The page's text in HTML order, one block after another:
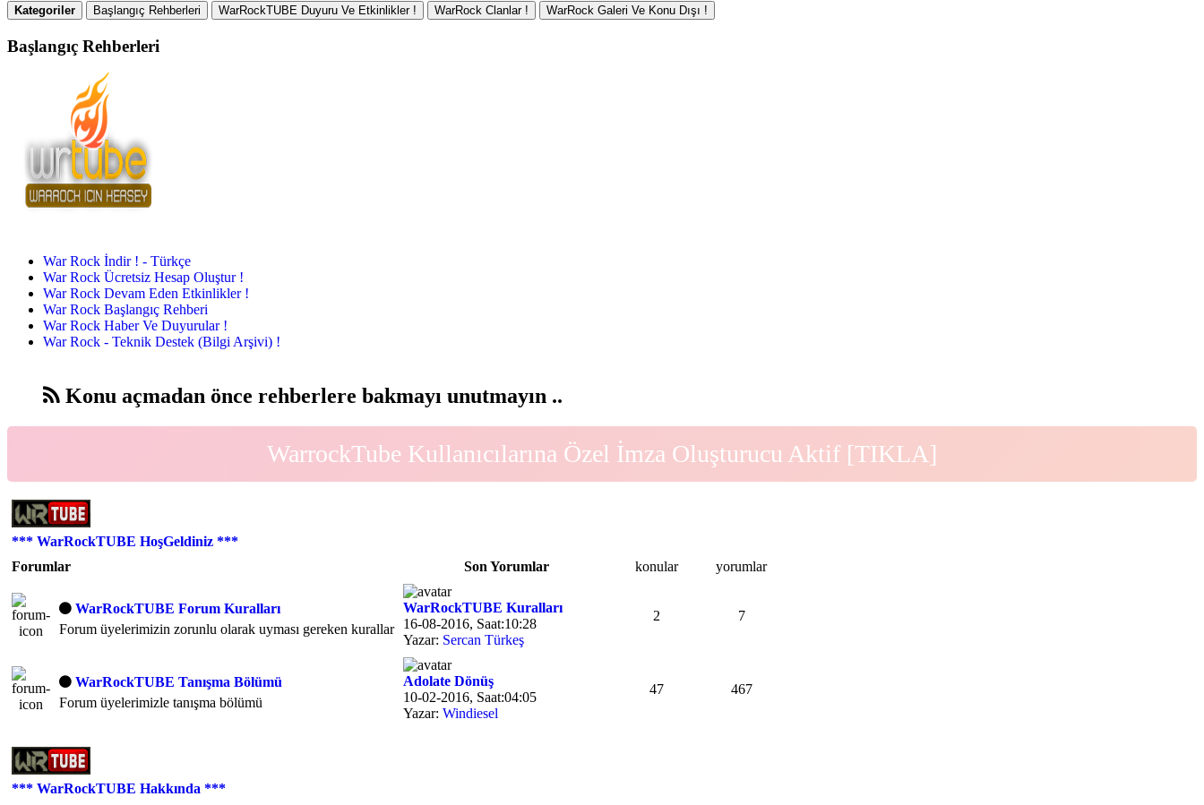
Kategoriler Başlangıç Rehberleri WarRockTUBE Duyuru Ve Etkinlikler ! WarRock Clanlar ! WarRock Galeri Ve Konu Dışı !
Başlangıç Rehberleri
War Rock İndir ! - Türkçe
War Rock Ücretsiz Hesap Oluştur !
War Rock Devam Eden Etkinlikler !
War Rock Başlangıç Rehberi
War Rock Haber Ve Duyurular !
War Rock - Teknik Destek (Bilgi Arşivi) !
Konu açmadan önce rehberlere bakmayı unutmayın ..
WarrockTube Kullanıcılarına Özel İmza Oluşturucu Aktif [TIKLA]
*** WarRockTUBE HoşGeldiniz ***
Forumlar
Son Yorumlar konular yorumlar
WarRockTUBE Forum Kuralları
Forum üyelerimizin zorunlu olarak uyması gereken kurallar
WarRockTUBE Kuralları
16-08-2016, Saat:10:28
Yazar: Sercan Türkeş
2 7
WarRockTUBE Tanışma Bölümü
Forum üyelerimizle tanışma bölümü
Adolate Dönüş
10-02-2016, Saat:04:05
Yazar: Windiesel
47 467
*** WarRockTUBE Hakkında ***